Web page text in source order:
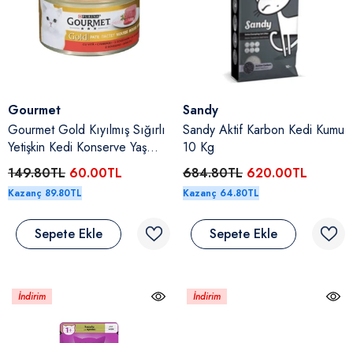
Satıcı:
Gourmet
Gourmet Gold Kıyılmış Sığırlı
Yetişkin Kedi Konserve Yaş
Maması 85 Gr
149.80TL 60.00TL
Kazanç 89.80TL
Sepete Ekle
Satıcı:
Sandy
Sandy Aktif Karbon Kedi Kumu
10 Kg
684.80TL 620.00TL
Kazanç 64.80TL
Sepete Ekle
İndirim İndirim